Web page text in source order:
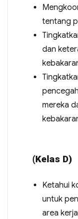
tentang
dan
mereka
(Kelas D)
Ketahui
untuk
area